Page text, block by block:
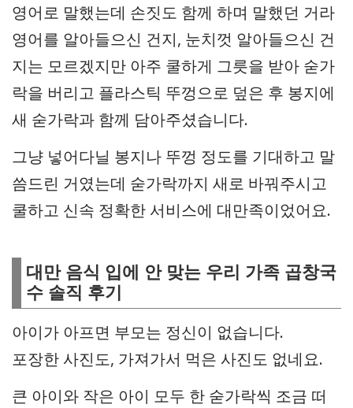
영어로 말했는데 손짓도 함께 하며 말했던 거라
영어를 알아들으신 건지, 눈치껏 알아들으신 건
지는 모르겠지만 아주 쿨하게 그릇을 받아 숟가
락을 버리고 플라스틱 뚜껑으로 덮은 후 봉지에
새 숟가락과 함께 담아주셨습니다.
그냥 넣어다닐 봉지나 뚜껑 정도를 기대하고 말
씀드린 거였는데 숟가락까지 새로 바꿔주시고
쿨하고 신속 정확한 서비스에 대만족이었어요.
대만 음식 입에 안 맞는 우리 가족 곱창국
수 솔직 후기
아이가 아프면 부모는 정신이 없습니다.
포장한 사진도, 가져가서 먹은 사진도 없네요.
큰 아이와 작은 아이 모두 한 숟가락씩 조금 떠